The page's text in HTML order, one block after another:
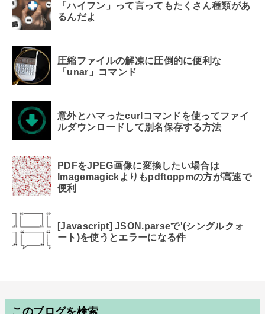
「ハイフン」って言ってもたくさん種類があ
るんだよ
圧縮ファイルの解凍に圧倒的に便利な
「unar」コマンド
意外とハマったcurlコマンドを使ってファイ
ルダウンロードして別名保存する方法
PDFをJPEG画像に変換したい場合は
Imagemagickよりもpdftoppmの方が高速で
便利
[Javascript] JSON.parseで'(シングルクォ
ート)を使うとエラーになる件
このブログを検索